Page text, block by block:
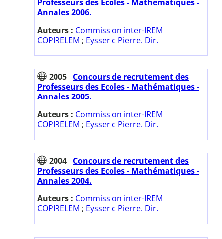
Professeurs des Ecoles - Mathématiques -
Annales 2006.
Auteurs : Commission inter-IREM
COPIRELEM ; Eysseric Pierre. Dir.
2005 Concours de recrutement des
Professeurs des Ecoles - Mathématiques -
Annales 2005.
Auteurs : Commission inter-IREM
COPIRELEM ; Eysseric Pierre. Dir.
2004 Concours de recrutement des
Professeurs des Ecoles - Mathématiques -
Annales 2004.
Auteurs : Commission inter-IREM
COPIRELEM ; Eysseric Pierre. Dir.